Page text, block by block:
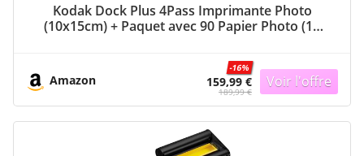
Kodak Dock Plus 4Pass Imprimante Photo
(10x15cm) + Paquet avec 90 Papier Photo (10
Amazon 159,99 €
-16%
189,99 €